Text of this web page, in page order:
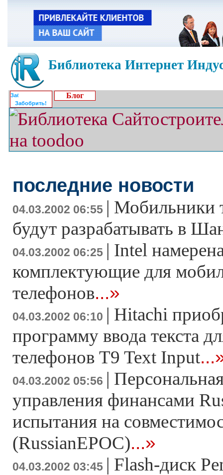
Библиотека Интернет
Забобрить!
Блог
последние новости
04.03.2002 06:55 | Мобильники
будут разрабатывать в
04.03.2002 06:25 | Intel
комплектующие для
телефонов...»
04.03.2002 06:10 | Hitachi
программу ввода текста
телефонов T9 Text Input
04.03.2002 05:56 |
управления финансами
испытания на
(RussianEPOC)...»
04.03.2002 03:45 | Flash-диск